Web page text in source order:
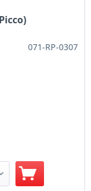
071-RP-0307